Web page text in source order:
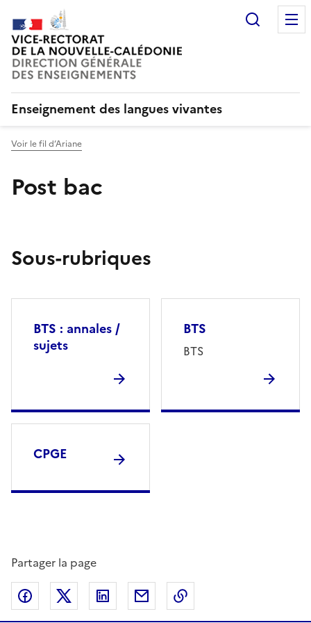
Enseignement des langues vivantes
Voir le fil d’Ariane
Post bac
Sous-rubriques
BTS : annales /
sujets
BTS
BTS
CPGE
Partager la page
Partager sur Facebook
Partager sur Twitter
Partager sur LinkedIn
Partager par email